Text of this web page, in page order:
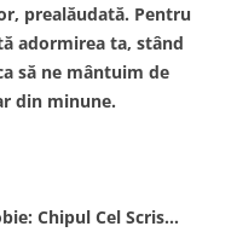
prealăudată. Pentru
adormirea ta, stând
să ne mântuim de
din minune.
Chipul Cel Scris…